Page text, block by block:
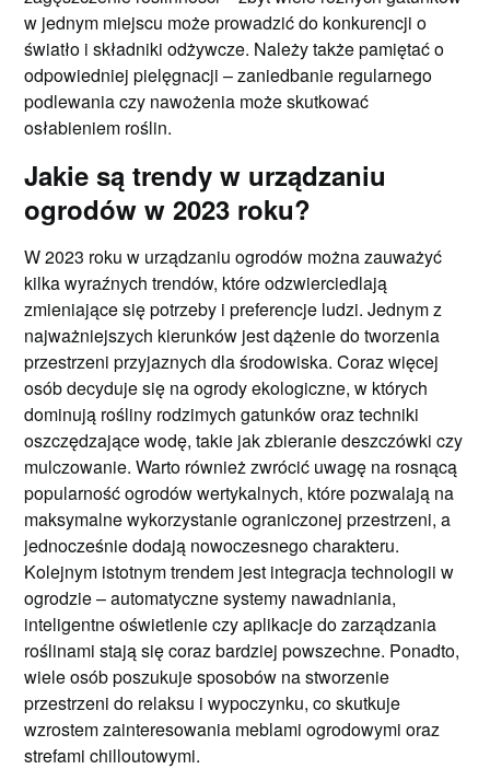
w jednym miejscu może prowadzić do konkurencji o
światło i składniki odżywcze. Należy także pamiętać o
odpowiedniej pielęgnacji – zaniedbanie regularnego
podlewania czy nawożenia może skutkować
osłabieniem roślin.
Jakie są trendy w urządzaniu
ogrodów w 2023 roku?
W 2023 roku w urządzaniu ogrodów można zauważyć
kilka wyraźnych trendów, które odzwierciedlają
zmieniające się potrzeby i preferencje ludzi. Jednym z
najważniejszych kierunków jest dążenie do tworzenia
przestrzeni przyjaznych dla środowiska. Coraz więcej
osób decyduje się na ogrody ekologiczne, w których
dominują rośliny rodzimych gatunków oraz techniki
oszczędzające wodę, takie jak zbieranie deszczówki czy
mulczowanie. Warto również zwrócić uwagę na rosnącą
popularność ogrodów wertykalnych, które pozwalają na
maksymalne wykorzystanie ograniczonej przestrzeni, a
jednocześnie dodają nowoczesnego charakteru.
Kolejnym istotnym trendem jest integracja technologii w
ogrodzie – automatyczne systemy nawadniania,
inteligentne oświetlenie czy aplikacje do zarządzania
roślinami stają się coraz bardziej powszechne. Ponadto,
wiele osób poszukuje sposobów na stworzenie
przestrzeni do relaksu i wypoczynku, co skutkuje
wzrostem zainteresowania meblami ogrodowymi oraz
strefami chilloutowymi.